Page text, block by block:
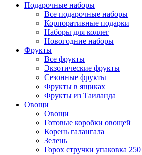
Подарочные наборы
Все подарочные наборы
Корпоративные подарки
Наборы для коллег
Новогодние наборы
Фрукты
Все фрукты
Экзотические фрукты
Сезонные фрукты
Фрукты в ящиках
Фрукты из Таиланда
Овощи
Овощи
Готовые коробки овощей
Корень галангала
Зелень
Горох стручки упаковка